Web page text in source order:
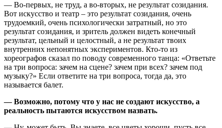
— Во-первых, не труд, а во-вторых, не результат созидания.
Вот искусство и театр – это результат созидания, очень
трудоемкий, очень психологически затратный, но это
результат созидания, и зритель должен видеть конечный
результат, цельный и целостный, а не результат твоих
внутренних непонятных экспериментов. Кто-то из
хореографов сказал по поводу современного танца: «Ответьте
на три вопроса: зачем на сцене? зачем при всех? зачем под
музыку?» Если ответите на три вопроса, тогда да, это
называется балет.
— Возможно, потому что у нас не создают искусство, а
реальность пытаются искусством назвать.